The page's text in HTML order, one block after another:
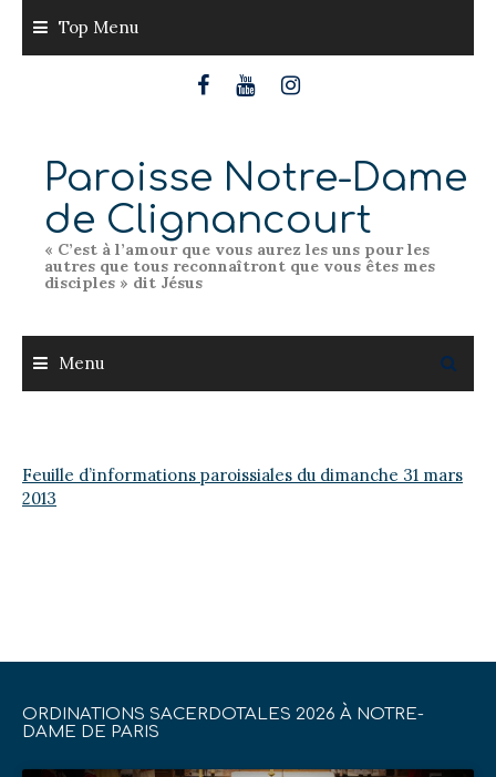
content
Top Menu
Paroisse Notre-Dame
de Clignancourt
« C’est à l’amour que vous aurez les uns pour les
autres que tous reconnaîtront que vous êtes mes
disciples » dit Jésus
Menu
Feuille d’informations paroissiales du dimanche 31 mars
2013
ORDINATIONS SACERDOTALES 2026 À NOTRE-
DAME DE PARIS